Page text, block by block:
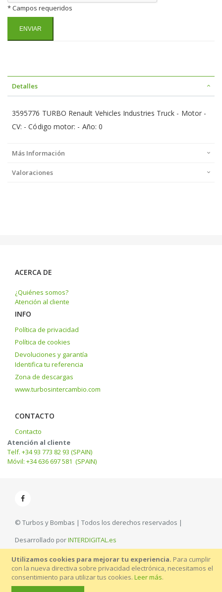
Utilizamos cookies para mejorar tu experiencia. Para cumplir
con la nueva directiva sobre privacidad electrónica, necesitamos el
consentimiento para utilizar tus cookies. Leer más.
* Campos requeridos
Detalles
3595776 TURBO Renault Vehicles Industries Truck - Motor -
CV: - Código motor: - Año: 0
Más Información
Valoraciones
ACERCA DE
¿Quiénes somos?
Atención al cliente
INFO
Política de privacidad
Política de cookies
Devoluciones y garantía
Identifica tu referencia
Zona de descargas
www.turbosintercambio.com
CONTACTO
Contacto
Atención al cliente
Telf. +34 93 773 82 93 (SPAIN)
Móvil: +34 636 697 581 (SPAIN)
© Turbos y Bombas | Todos los derechos reservados |
Desarrollado porINTERDIGITAL.es